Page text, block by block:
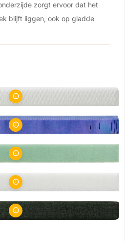
zorgt ervoor dat het
blijft liggen, ook op gladde